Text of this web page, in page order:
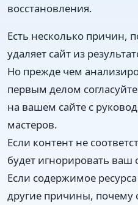
восстановления.
Есть несколько причин,
удаляет сайт из
Но прежде чем
первым делом
на вашем сайте с
мастеров.
Если контент не
будет игнорировать ваш
Если содержимое
другие причины, почему